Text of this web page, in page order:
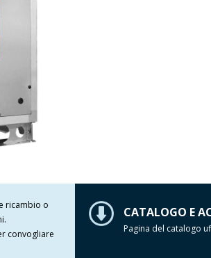
ricambio o
convogliare
CATALOGO E
Pagina del catalogo